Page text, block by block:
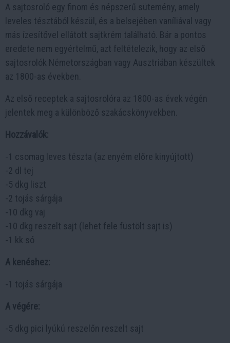
A sajtosroló egy finom és népszerű sütemény, amely
leveles tésztából készül, és a belsejében vaníliával vagy
más ízesítővel ellátott sajtkrém található. Bár a pontos
eredete nem egyértelmű, azt feltételezik, hogy az első
sajtosrolók Németországban vagy Ausztriában készültek
az 1800-as években.
Az első receptek a sajtosrolóra az 1800-as évek végén
jelentek meg a különböző szakácskönyvekben.
Hozzávalók:
-1 csomag leves tészta (az enyém előre kinyújtott)
-2 dl tej
-5 dkg liszt
-2 tojás sárgája
-10 dkg vaj
-10 dkg reszelt sajt (lehet fele füstölt sajt is)
-1 kk só
A kenéshez:
-1 tojás sárgája
A végére:
-5 dkg pici lyúkú reszelőn reszelt sajt